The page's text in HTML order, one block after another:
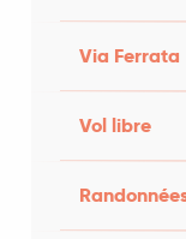
Via Ferrata
Vol libre